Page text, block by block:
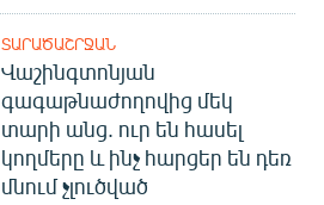
ՏԱՐԱԾԱՇՐՋԱՆ
Վաշինգտոնյան
գագաթնաժողովից մեկ
տարի անց. ուր են հասել
կողմերը և ինչ հարցեր են դեռ
մնում չլուծված